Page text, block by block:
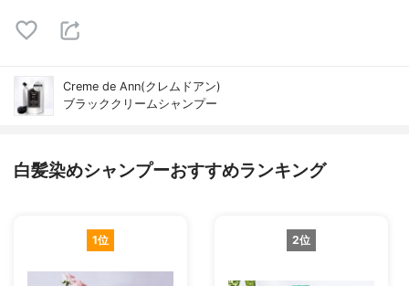
Creme de Ann(クレムドアン)
ブラッククリームシャンプー
白髪染めシャンプーおすすめランキング
1位 2位